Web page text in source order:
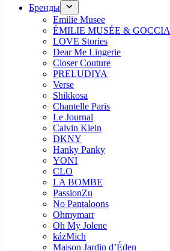
Бренды
Emilie Musee
ÉMILIE MUSÉE & GOCCIA
LOVE Stories
Dear Me Lingerie
Closer Couture
PRELUDIYA
Verse
Shikkosa
Chantelle Paris
Le Journal
Calvin Klein
DKNY
Hanky Panky
YONI
CLO
LA BOMBE
PassionZu
No Pantaloons
Ohmymarr
Oh My Jolene
kázMich
Maison Jardin d’Éden